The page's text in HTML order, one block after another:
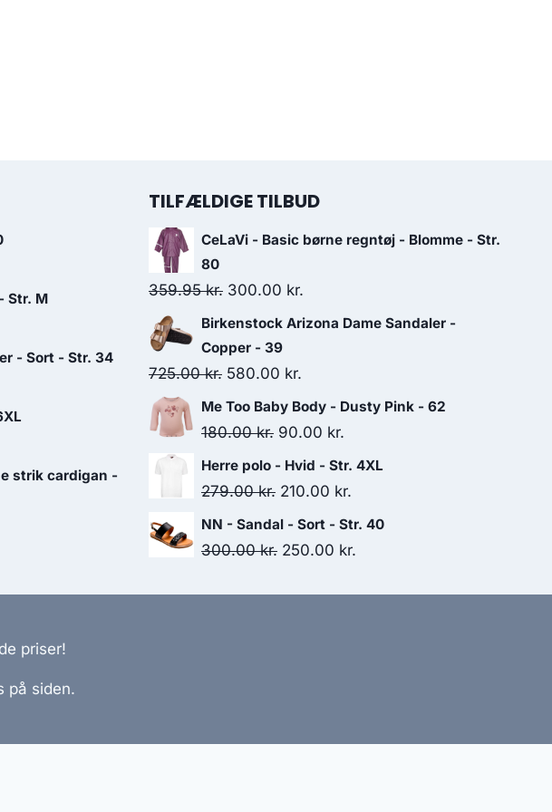
Str. M
- Sort - Str. 34
strik cardigan -
TILFÆLDIGE TILBUD
CeLaVi - Basic børne regntøj - Blomme - Str.
80
359.95kr. Original
price
was:
359.95 kr..
300.00 kr.
price
Birkenstock Arizona Dame Sandaler -
Copper - 39
725.00kr. Original
price
was:
580.00 kr.
price
is:
Me Too Baby Body - Dusty Pink - 62
180.00kr. Original
price
was:
90.00 kr.
price
is:
Herre polo - Hvid - Str. 4XL
279.00kr. Original
price
was:
210.00 kr.
price
is:
NN - Sandal - Sort - Str. 40
300.00kr. Original
250.00 kr.
priser!
på siden.